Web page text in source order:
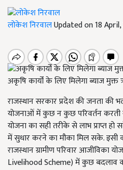
लोकेश निरवालUpdated on 18
अकृषि कार्यों के लिए मिलेगा ब्याज
राजस्थान सरकार प्रदेश की जनता की
योजनाओं में कुछ न कुछ परिवर्तन करती
योजना का सही तरीके से लाभ प्राप्त
में सुधार करने का मौका मिल सके. इसी
राजस्थान ग्रामीण परिवार आजीविका
Livelihood Scheme) में कुछ बदलाव